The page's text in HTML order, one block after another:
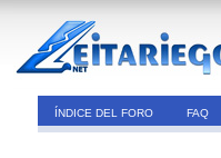
ÍNDICE DEL FORO FAQ